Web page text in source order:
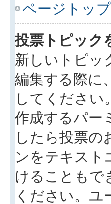
ページトップ
投票トピック
新しいトピッ
編集する際に
してください
作成するパー
したら投票の
ンをテキスト
けることもで
ください。ユ